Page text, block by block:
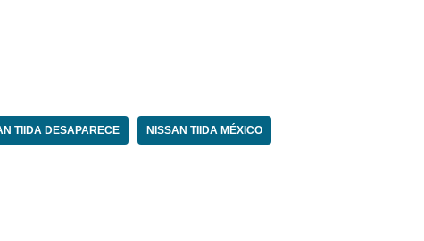
TIIDA DESAPARECE NISSAN TIIDA MÉXICO